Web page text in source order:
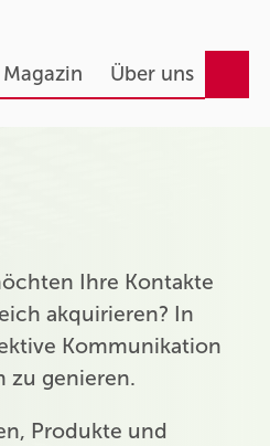
Magazin Über uns
Ihre Kontakte
akquirieren? In
Kommunikation
zu genieren.
Produkte und